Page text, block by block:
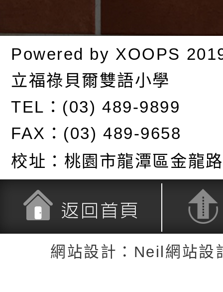
Powered by XOOPS
立福祿貝爾雙語小學
TEL：(03) 489-9899
FAX：(03) 489-9658
校址： 桃園市龍潭區金龍
返回首頁 返回頂端
網站設計：Neil網站設